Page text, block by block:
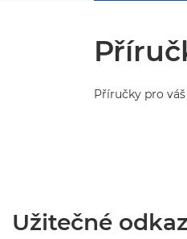
Příručky pro
Užitečné